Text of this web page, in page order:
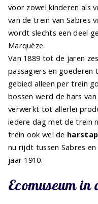
voor zowel kinderen als
van de trein van Sabres
wordt slechts een deel
Marquèze.
Van 1889 tot de jaren
passagiers en goederen
gebied alleen per trein
bossen werd de hars
verwerkt tot allerlei
iedere dag met de trein
trein ook wel de
nu rijdt tussen Sabres
jaar 1910.
Ecomuseum